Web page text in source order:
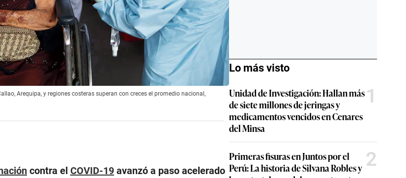
Arequipa, y regiones costeras superan con creces el promedio nacional,
contra el COVID-19avanzó a paso acelerado
Lo más visto
Unidad de Investigación: Hallan más
de siete millones de jeringas y
medicamentos vencidos en Cenares
del Minsa
1
Primeras fisuras en Juntos por el
Perú: La historia de Silvana Robles y 2